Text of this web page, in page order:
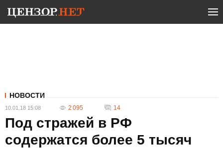
НОВОСТИ
10.01.18 15:08 2 095 14
Под стражей в РФ
содержатся более 5 тысяч